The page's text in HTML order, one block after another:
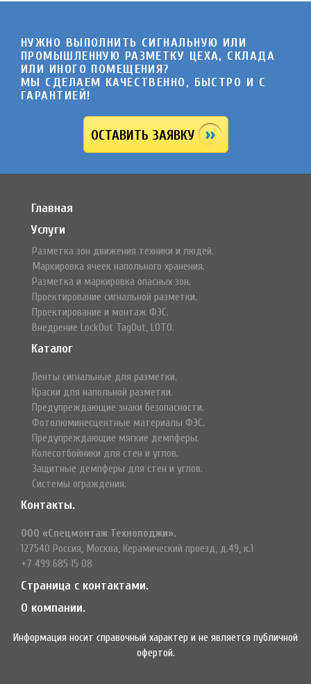
НУЖНО ВЫПОЛНИТЬ СИГНАЛЬНУЮ ИЛИ
ПРОМЫШЛЕННУЮ РАЗМЕТКУ ЦЕХА, СКЛАДА
ИЛИ ИНОГО ПОМЕЩЕНИЯ?
МЫ СДЕЛАЕМ КАЧЕСТВЕННО, БЫСТРО И C
ГАРАНТИЕЙ!
ОСТАВИТЬ ЗАЯВКУ
Главная
Услуги
Разметка зон движения техники и людей.
Маркировка ячеек напольного хранения.
Разметка и маркировка опасных зон.
Проектирование сигнальной разметки.
Проектирование и монтаж ФЭС.
Внедрение LockOut TagOut, LOTO.
Каталог
Ленты сигнальные для разметки.
Краски для напольной разметки.
Предупреждающие знаки безопасности.
Фотолюминесцентные материалы ФЭС.
Предупреждающие мягкие демпферы.
Колесотбойники для стен и углов.
Защитные демпферы для стен и углов.
Системы ограждения.
Контакты.
ООО «Спецмонтаж Технолоджи».
127540 Россия, Москва, Керамический проезд, д.49, к.1
+7 499 685 15 08
Страница с контактами.
О компании.
Информация носит справочный характер и не является публичной
офертой.